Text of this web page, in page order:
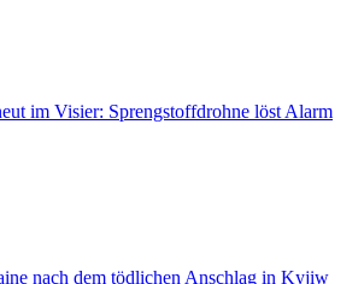
im Visier: Sprengstoffdrohne löst Alarm
nach dem tödlichen Anschlag in Kyjiw